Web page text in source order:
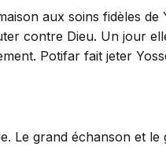
aux soins fidèles
contre Dieu. Un jour
Potifar fait jeter
Le grand échanson et